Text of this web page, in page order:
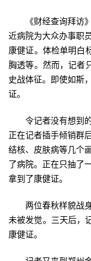
《财经查询拜访》
近病院为大众办事职
康健证。体检单明白
胸透等。然而，记者
史战体征。即使如斯
证。
令记者没有想到的
正在记者插手倾销群
结核、皮肤病等几个
了病院。正在只抽了
拿到了康健证。
两位春秋样貌战身
未被发觉。三天后，
康健证。